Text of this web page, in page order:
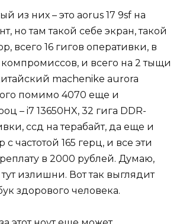
из них – это aorus 17 9sf на
но там такой себе экран, такой
всего 16 гигов оперативки, в
и всего на 2 тыщи
machenike aurora
помимо 4070 еще и
– i7 13650HX, 32 гига DDR-
ссд на терабайт, да еще и
частотой 165 герц, и все эти
в 2000 рублей. Думаю,
излишни. Вот так выглядит
здорового человека.